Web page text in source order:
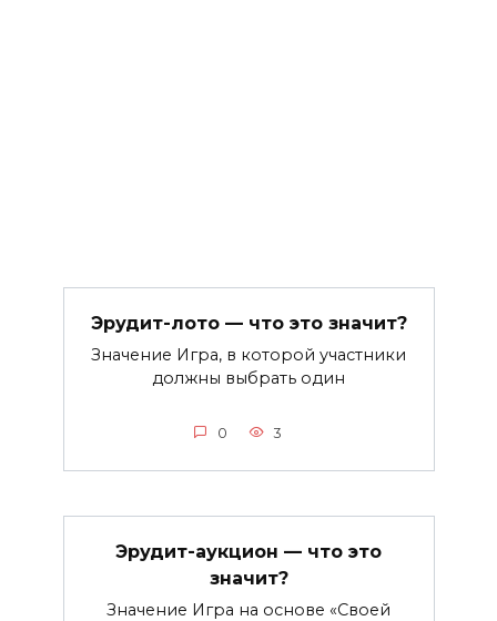
Эрудит-лото — что это значит?
Значение Игра, в которой участники
должны выбрать один
0 3
Эрудит-аукцион — что это
значит?
Значение Игра на основе «Своей